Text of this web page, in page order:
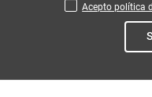
Acepto política